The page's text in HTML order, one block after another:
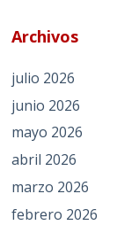
Archivos
julio 2026
junio 2026
mayo 2026
abril 2026
marzo 2026
febrero 2026